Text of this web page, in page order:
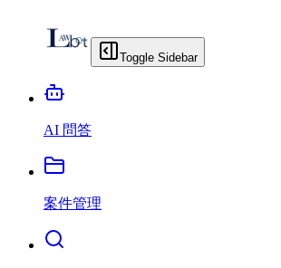
Toggle Sidebar
AI 問答
案件管理